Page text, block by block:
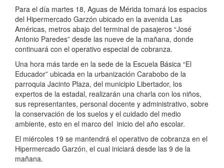
Para el día martes 18, Aguas de Mérida tomará los espacios
del Hipermercado Garzón ubicado en la avenida Las
Américas, metros abajo del terminal de pasajeros “José
Antonio Paredes” desde las nueve de la mañana, donde
continuará con el operativo especial de cobranza.
Una hora más tarde en la sede de la Escuela Básica “El
Educador” ubicada en la urbanización Carabobo de la
parroquia Jacinto Plaza, del municipio Libertador, los
expertos de la estadal, realizarán una charla con los niños,
sus representantes, personal docente y administrativo, sobre
la conservación de los suelos y el cuidado del medio
ambiente, esto en el marco del inicio del año escolar.
El miércoles 19 se mantendrá el operativo de cobranza en el
Hipermercado Garzón, el cual iniciará desde las 9 de la
mañana.